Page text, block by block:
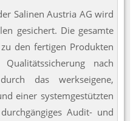
Salinen Austria AG wird
gesichert. Die gesamte
den fertigen Produkten
nach
das werkseigene,
einer systemgestützten
Audit- und